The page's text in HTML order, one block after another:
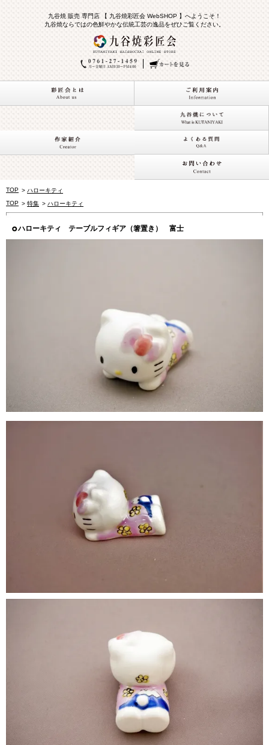
九谷焼 販売 専門店 【 九谷焼彩匠会 WebSHOP 】へようこそ！
九谷焼ならではの色鮮やかな伝統工芸の逸品をぜひご覧ください。
TOP > ハローキティ
TOP > 特集 > ハローキティ
ハローキティ テーブルフィギア（箸置き） 富士